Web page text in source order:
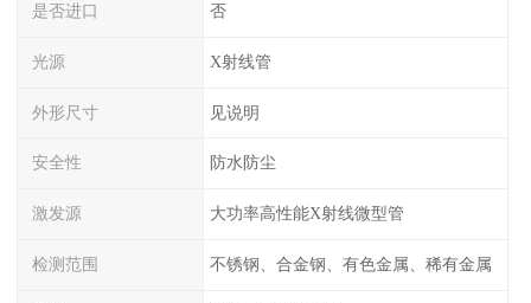
是否进口 否
光源 X射线管
外形尺寸 见说明
安全性 防水防尘
激发源 大功率高性能X射线微型管
检测范围 不锈钢、合金钢、有色金属、稀有金属